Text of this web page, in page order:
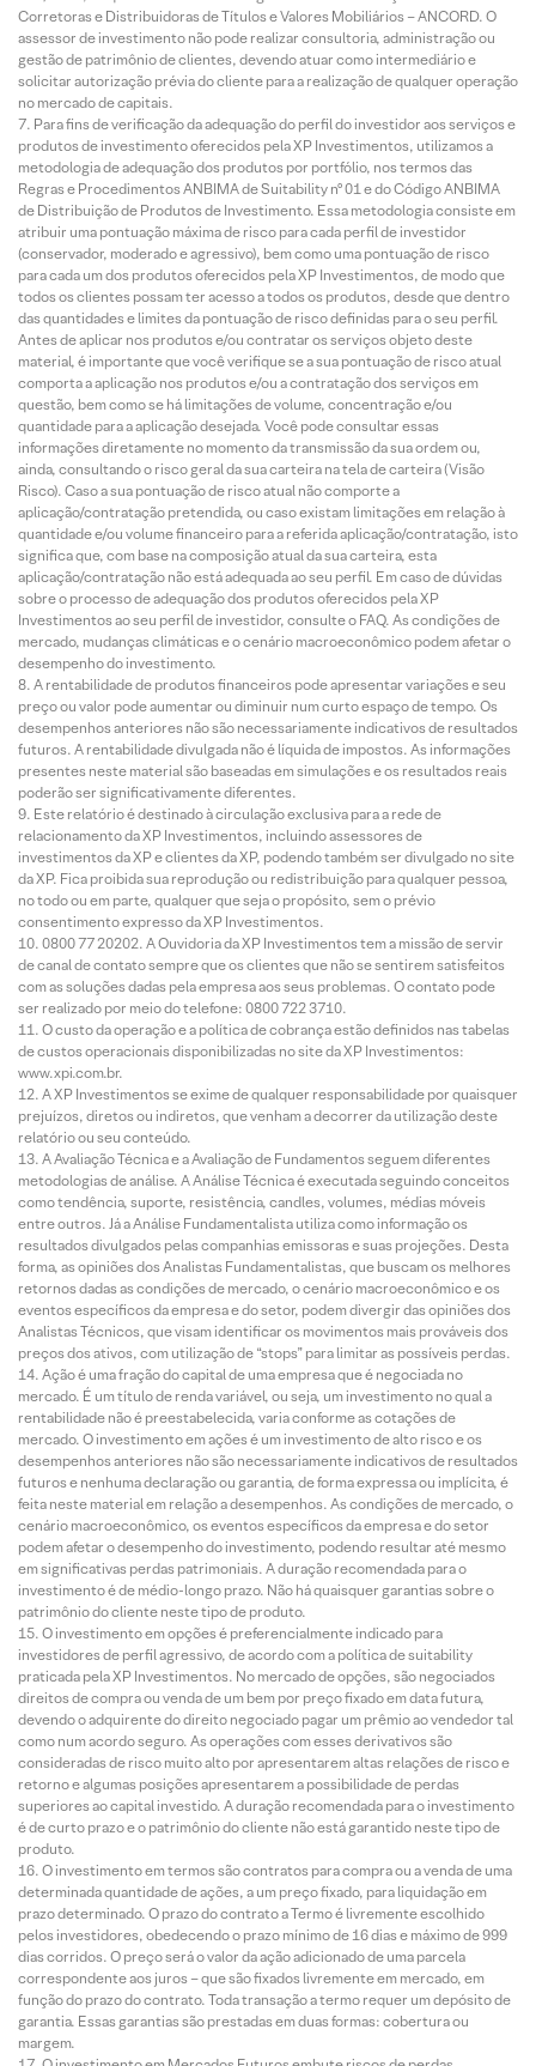
Corretoras e Distribuidoras de Títulos e Valores Mobiliários – ANCORD. O
assessor de investimento não pode realizar consultoria, administração ou
gestão de patrimônio de clientes, devendo atuar como intermediário e
solicitar autorização prévia do cliente para a realização de qualquer operação
no mercado de capitais.
Para fins de verificação da adequação do perfil do investidor aos serviços e
produtos de investimento oferecidos pela XP Investimentos, utilizamos a
metodologia de adequação dos produtos por portfólio, nos termos das
Regras e Procedimentos ANBIMA de Suitability nº 01 e do Código ANBIMA
de Distribuição de Produtos de Investimento. Essa metodologia consiste em
atribuir uma pontuação máxima de risco para cada perfil de investidor
(conservador, moderado e agressivo), bem como uma pontuação de risco
para cada um dos produtos oferecidos pela XP Investimentos, de modo que
todos os clientes possam ter acesso a todos os produtos, desde que dentro
das quantidades e limites da pontuação de risco definidas para o seu perfil.
Antes de aplicar nos produtos e/ou contratar os serviços objeto deste
material, é importante que você verifique se a sua pontuação de risco atual
comporta a aplicação nos produtos e/ou a contratação dos serviços em
questão, bem como se há limitações de volume, concentração e/ou
quantidade para a aplicação desejada. Você pode consultar essas
informações diretamente no momento da transmissão da sua ordem ou,
ainda, consultando o risco geral da sua carteira na tela de carteira (Visão
Risco). Caso a sua pontuação de risco atual não comporte a
aplicação/contratação pretendida, ou caso existam limitações em relação à
quantidade e/ou volume financeiro para a referida aplicação/contratação, isto
significa que, com base na composição atual da sua carteira, esta
aplicação/contratação não está adequada ao seu perfil. Em caso de dúvidas
sobre o processo de adequação dos produtos oferecidos pela XP
Investimentos ao seu perfil de investidor, consulte o FAQ. As condições de
mercado, mudanças climáticas e o cenário macroeconômico podem afetar o
desempenho do investimento.
A rentabilidade de produtos financeiros pode apresentar variações e seu
preço ou valor pode aumentar ou diminuir num curto espaço de tempo. Os
desempenhos anteriores não são necessariamente indicativos de resultados
futuros. A rentabilidade divulgada não é líquida de impostos. As informações
presentes neste material são baseadas em simulações e os resultados reais
poderão ser significativamente diferentes.
Este relatório é destinado à circulação exclusiva para a rede de
relacionamento da XP Investimentos, incluindo assessores de
investimentos da XP e clientes da XP, podendo também ser divulgado no site
da XP. Fica proibida sua reprodução ou redistribuição para qualquer pessoa,
no todo ou em parte, qualquer que seja o propósito, sem o prévio
consentimento expresso da XP Investimentos.
0800 77 20202. A Ouvidoria da XP Investimentos tem a missão de servir
de canal de contato sempre que os clientes que não se sentirem satisfeitos
com as soluções dadas pela empresa aos seus problemas. O contato pode
ser realizado por meio do telefone: 0800 722 3710.
O custo da operação e a política de cobrança estão definidos nas tabelas
de custos operacionais disponibilizadas no site da XP Investimentos:
www.xpi.com.br.
A XP Investimentos se exime de qualquer responsabilidade por quaisquer
prejuízos, diretos ou indiretos, que venham a decorrer da utilização deste
relatório ou seu conteúdo.
A Avaliação Técnica e a Avaliação de Fundamentos seguem diferentes
metodologias de análise. A Análise Técnica é executada seguindo conceitos
como tendência, suporte, resistência, candles, volumes, médias móveis
entre outros. Já a Análise Fundamentalista utiliza como informação os
resultados divulgados pelas companhias emissoras e suas projeções. Desta
forma, as opiniões dos Analistas Fundamentalistas, que buscam os melhores
retornos dadas as condições de mercado, o cenário macroeconômico e os
eventos específicos da empresa e do setor, podem divergir das opiniões dos
Analistas Técnicos, que visam identificar os movimentos mais prováveis dos
preços dos ativos, com utilização de “stops” para limitar as possíveis perdas.
Ação é uma fração do capital de uma empresa que é negociada no
mercado. É um título de renda variável, ou seja, um investimento no qual a
rentabilidade não é preestabelecida, varia conforme as cotações de
mercado. O investimento em ações é um investimento de alto risco e os
desempenhos anteriores não são necessariamente indicativos de resultados
futuros e nenhuma declaração ou garantia, de forma expressa ou implícita, é
feita neste material em relação a desempenhos. As condições de mercado, o
cenário macroeconômico, os eventos específicos da empresa e do setor
podem afetar o desempenho do investimento, podendo resultar até mesmo
em significativas perdas patrimoniais. A duração recomendada para o
investimento é de médio-longo prazo. Não há quaisquer garantias sobre o
patrimônio do cliente neste tipo de produto.
O investimento em opções é preferencialmente indicado para
investidores de perfil agressivo, de acordo com a política de suitability
praticada pela XP Investimentos. No mercado de opções, são negociados
direitos de compra ou venda de um bem por preço fixado em data futura,
devendo o adquirente do direito negociado pagar um prêmio ao vendedor tal
como num acordo seguro. As operações com esses derivativos são
consideradas de risco muito alto por apresentarem altas relações de risco e
retorno e algumas posições apresentarem a possibilidade de perdas
superiores ao capital investido. A duração recomendada para o investimento
é de curto prazo e o patrimônio do cliente não está garantido neste tipo de
produto.
O investimento em termos são contratos para compra ou a venda de uma
determinada quantidade de ações, a um preço fixado, para liquidação em
prazo determinado. O prazo do contrato a Termo é livremente escolhido
pelos investidores, obedecendo o prazo mínimo de 16 dias e máximo de 999
dias corridos. O preço será o valor da ação adicionado de uma parcela
correspondente aos juros – que são fixados livremente em mercado, em
função do prazo do contrato. Toda transação a termo requer um depósito de
garantia. Essas garantias são prestadas em duas formas: cobertura ou
margem.